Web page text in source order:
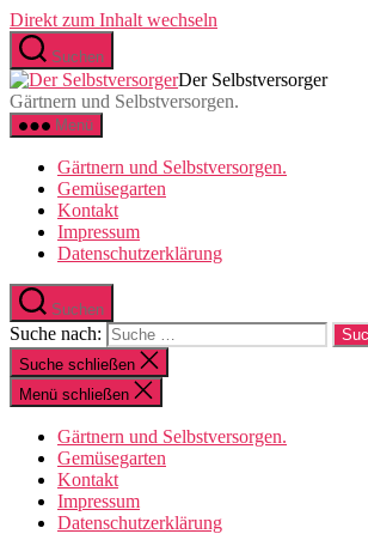
Direkt zum Inhalt wechseln
Suchen
Der Selbstversorger
Gärtnern und Selbstversorgen.
Menü
Gärtnern und Selbstversorgen.
Gemüsegarten
Kontakt
Impressum
Datenschutzerklärung
Suchen
Suche nach:
Suche schließen
Menü schließen
Gärtnern und Selbstversorgen.
Gemüsegarten
Kontakt
Impressum
Datenschutzerklärung